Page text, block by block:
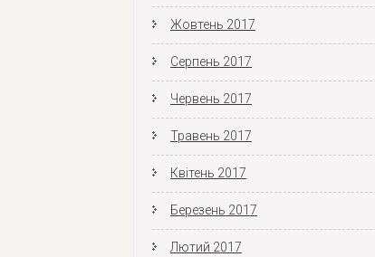
Жовтень 2017
Серпень 2017
Червень 2017
Травень 2017
Квітень 2017
Березень 2017
Лютий 2017